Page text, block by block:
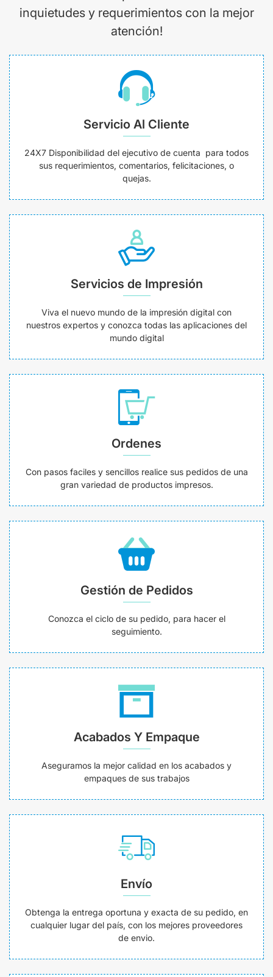
inquietudes y requerimientos con la mejor
atención!
Servicio Al Cliente
24X7 Disponibilidad del ejecutivo de cuenta para todos
sus requerimientos, comentarios, felicitaciones, o
quejas.
Servicios de Impresión
Viva el nuevo mundo de la impresión digital con
nuestros expertos y conozca todas las aplicaciones del
mundo digital
Ordenes
Con pasos faciles y sencillos realice sus pedidos de una
gran variedad de productos impresos.
Gestión de Pedidos
Conozca el ciclo de su pedido, para hacer el
seguimiento.
Acabados Y Empaque
Aseguramos la mejor calidad en los acabados y
empaques de sus trabajos
Envío
Obtenga la entrega oportuna y exacta de su pedido, en
cualquier lugar del país, con los mejores proveedores
de envio.